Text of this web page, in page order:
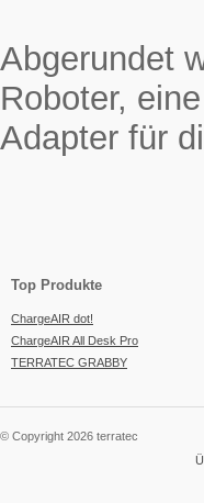
Abgerundet
Roboter,
Adapter für
Top Produkte
ChargeAIR dot!
ChargeAIR All Desk Pro
TERRATEC GRABBY
© Copyright 2026 terratec